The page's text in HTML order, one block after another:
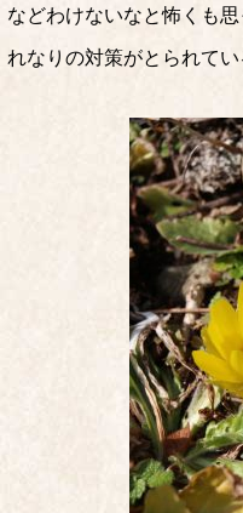
などわけないなと怖くも
れなりの対策がとられてい